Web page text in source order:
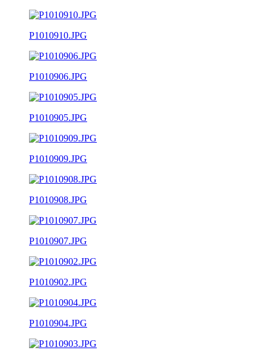
P1010910.JPG
P1010906.JPG
P1010905.JPG
P1010909.JPG
P1010908.JPG
P1010907.JPG
P1010902.JPG
P1010904.JPG